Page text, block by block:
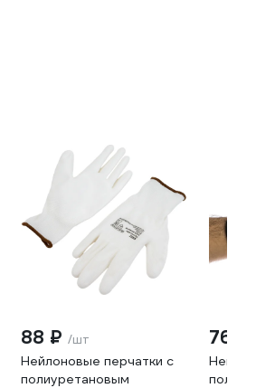
88 ₽ /шт
Нейлоновые перчатки с
полиуретановым
76 ₽